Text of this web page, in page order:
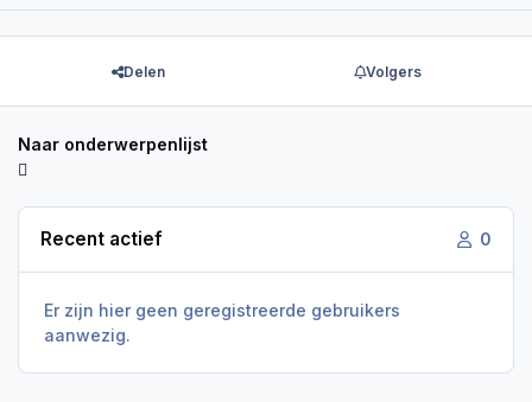
Delen Volgers
Naar onderwerpenlijst
Recent actief 0
Er zijn hier geen geregistreerde gebruikers
aanwezig.